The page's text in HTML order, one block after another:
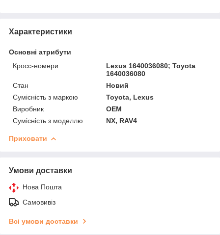
Характеристики
Основні атрибути
Кросс-номери
Lexus 1640036080; Toyota
1640036080
Стан
Новий
Сумісність з маркою
Toyota, Lexus
Виробник
OEM
Сумісність з моделлю
NX, RAV4
Приховати
Умови доставки
Нова Пошта
Самовивіз
Всі умови доставки